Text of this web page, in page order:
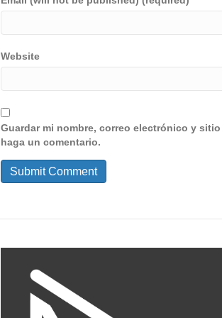
Website
Guardar mi nombre, correo electrónico y
haga un comentario.